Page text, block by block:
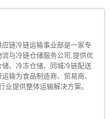
链冷链运输事业部是一家专
流与冷链仓储服务公司,提供优
储、冷冻仓储、同城冷链配送
输为食品制造商、贸易商、
业提供整体运输解决方案。